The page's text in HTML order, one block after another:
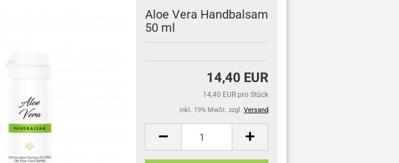
Aloe Vera Handbalsam
50 ml
14,40 EUR
14,40 EUR pro Stück
inkl. 19% MwSt. zzgl. Versand